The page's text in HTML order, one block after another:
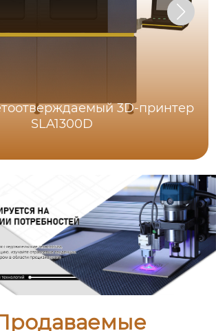
3D-принтер
SLA1300D